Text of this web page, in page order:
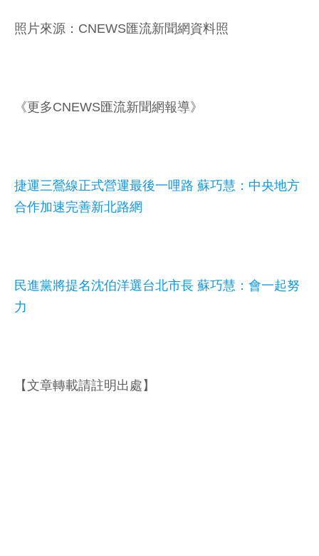
照片來源：CNEWS匯流新聞網資料照
《更多CNEWS匯流新聞網報導》
捷運三鶯線正式營運最後一哩路 蘇巧慧：中央地方
合作加速完善新北路網
民進黨將提名沈伯洋選台北市長 蘇巧慧：會一起努
力
【文章轉載請註明出處】